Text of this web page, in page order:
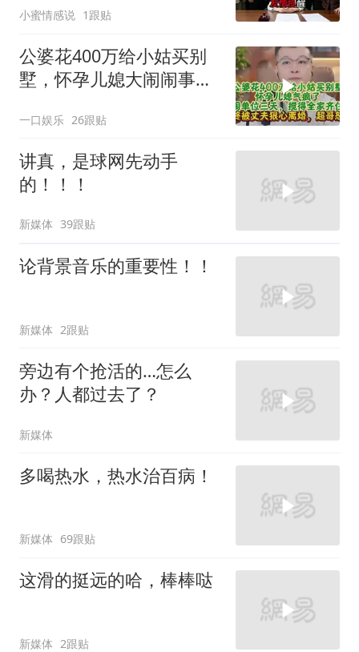
归她儿子管理
小蜜情感说 1跟贴
公婆花400万给小姑买别
墅，怀孕儿媳大闹闹事，
一口娱乐 26跟贴
讲真，是球网先动手
的！！！
新媒体 39跟贴
论背景音乐的重要性！！
新媒体 2跟贴
旁边有个抢活的…怎么
办？人都过去了？
新媒体
多喝热水，热水治百病！
新媒体 69跟贴
这滑的挺远的哈，棒棒哒
新媒体 2跟贴